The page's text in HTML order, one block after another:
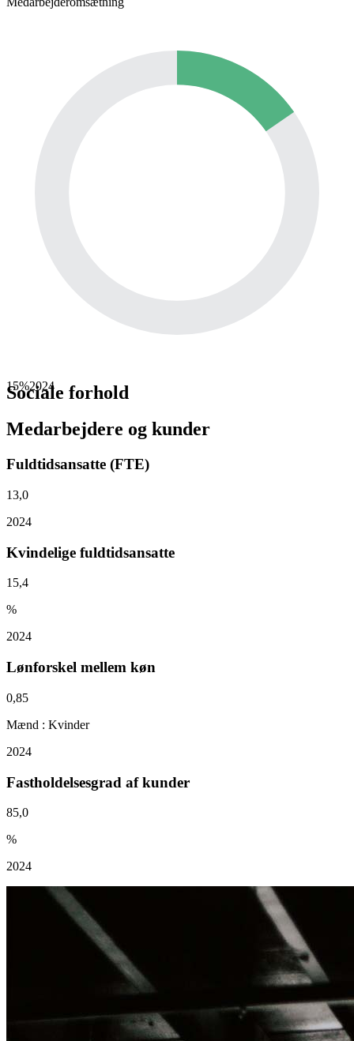
15%2024
Sociale forhold
Medarbejdere og kunder
Fuldtidsansatte (FTE)
13,0
2024
Kvindelige fuldtidsansatte
15,4
%
2024
Lønforskel mellem køn
0,85
Mænd : Kvinder
2024
Fastholdelsesgrad af kunder
85,0
%
2024